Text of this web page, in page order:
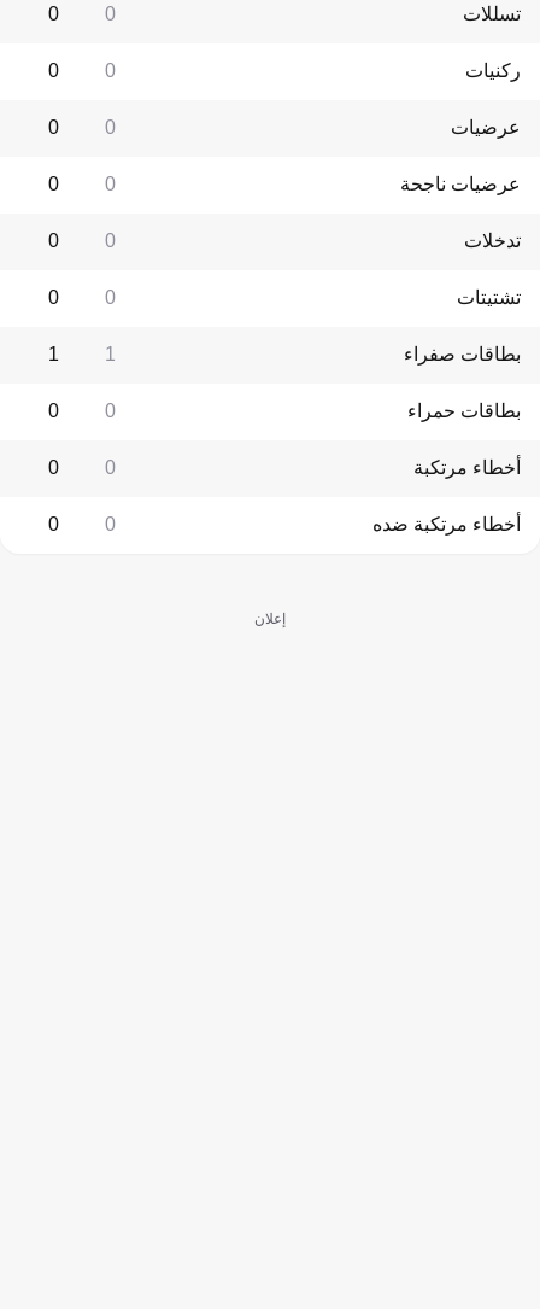
تسللات 0
0
ركنيات 0
0
عرضيات 0
0
عرضيات ناجحة 0
0
تدخلات 0
0
تشتيتات 0
0
بطاقات صفراء 1
1
بطاقات حمراء 0
0
أخطاء مرتكبة 0
0
أخطاء مرتكبة ضده 0
0
إعلان